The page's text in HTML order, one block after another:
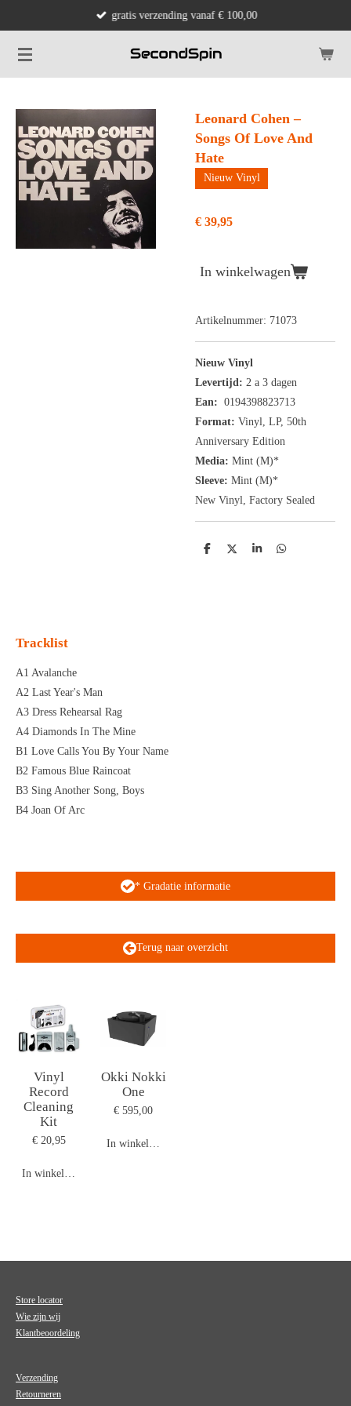
naar
de
gratis verzending vanaf € 100,00
Leonard Cohen –
Songs Of Love And
Hate
Nieuw Vinyl
€ 39,95
In winkelwagen
Artikelnummer: 71073
Nieuw Vinyl
Levertijd: 2 a 3 dagen
Ean: 0194398823713
Format: Vinyl, LP, 50th
Anniversary Edition
Media: Mint (M)*
Sleeve: Mint (M)*
New Vinyl, Factory Sealed
D
D
S
D
Tracklist
A1 Avalanche
A2 Last Year's Man
A3 Dress Rehearsal Rag
A4 Diamonds In The Mine
B1 Love Calls You By Your Name
B2 Famous Blue Raincoat
B3 Sing Another Song, Boys
B4 Joan Of Arc
* Gradatie informatie
Terug naar overzicht
Vinyl
Record
Cleaning
Kit
€ 20,95
In winkelwagen
Okki Nokki
One
€ 595,00
In winkelwagen
Store locator
Wie zijn wij
Klantbeoordeling
Verzending
Retourneren